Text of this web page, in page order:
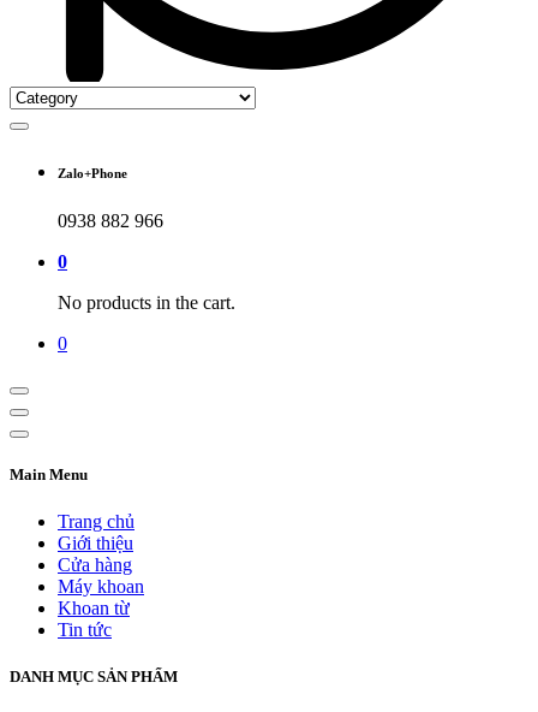
Zalo+Phone
0938 882 966
0
No products in the cart.
0
Main Menu
Trang chủ
Giới thiệu
Cửa hàng
Máy khoan
Khoan từ
Tin tức
DANH MỤC SẢN PHẨM